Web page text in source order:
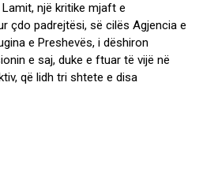
një kritike mjaft e
çdo padrejtësi, së cilës Agjencia e
e Preshevës, i dëshiron
e saj, duke e ftuar të vijë në
që lidh tri shtete e disa